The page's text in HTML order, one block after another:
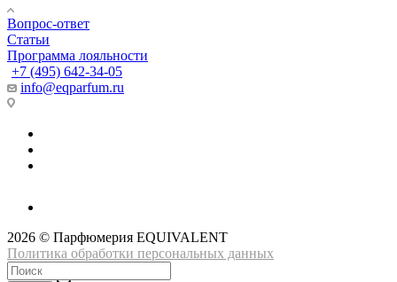
Вопрос-ответ
Статьи
Программа лояльности
+7 (495) 642-34-05
info@eqparfum.ru
2026 © Парфюмерия EQUIVALENT
Политика обработки персональных данных